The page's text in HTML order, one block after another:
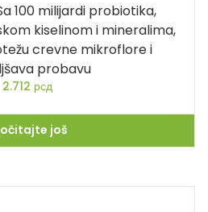
100 milijardi probiotika,
kiselinom i mineralima,
crevne mikroflore i
probavu
2.712 рсд
još